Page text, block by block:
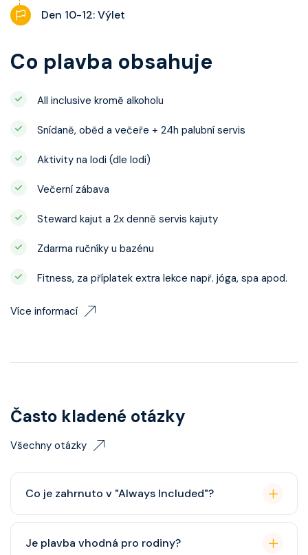
Den 10-12: Výlet
Co plavba obsahuje
All inclusive kromě alkoholu
Snídaně, oběd a večeře + 24h palubní servis
Aktivity na lodi (dle lodi)
Večerní zábava
Steward kajut a 2x denně servis kajuty
Zdarma ručníky u bazénu
Fitness, za příplatek extra lekce např. jóga, spa apod.
Více informací
Často kladené otázky
Všechny otázky
Co je zahrnuto v "Always Included"?
balíček), základní Wi-Fi.
Je plavba vhodná pro rodiny?